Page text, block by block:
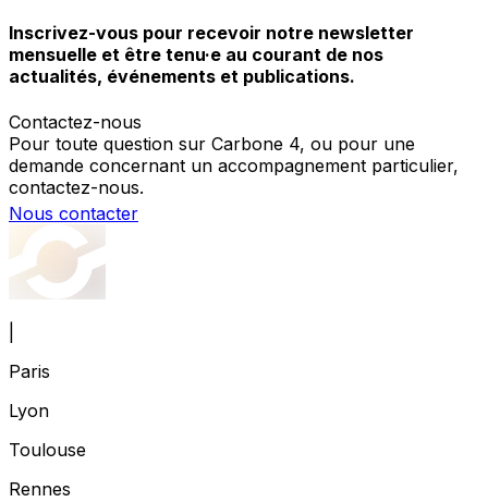
Inscrivez-vous pour recevoir notre newsletter
mensuelle et être tenu·e au courant de nos
actualités, événements et publications.
Contactez-nous
Pour toute question sur Carbone 4, ou pour une
demande concernant un accompagnement particulier,
contactez-nous.
Nous contacter
Paris
Lyon
Toulouse
Rennes